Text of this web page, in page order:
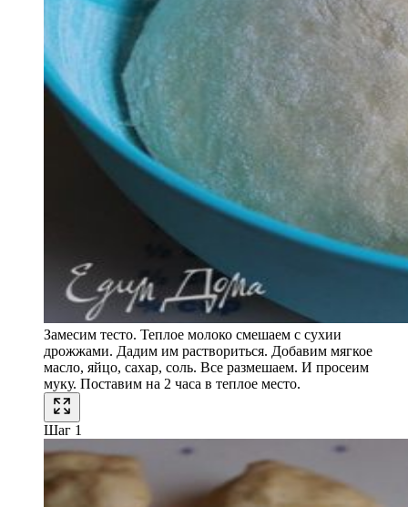
Замесим тесто. Теплое молоко смешаем с сухии
дрожжами. Дадим им раствориться. Добавим мягкое
масло, яйцо, сахар, соль. Все размешаем. И просеим
муку. Поставим на 2 часа в теплое место.
Шаг 1